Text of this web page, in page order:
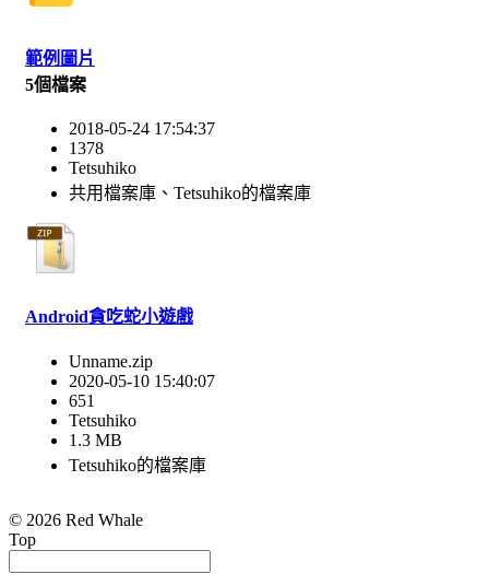
範例圖片
5個檔案
2018-05-24 17:54:37
1378
Tetsuhiko
共用檔案庫、Tetsuhiko的檔案庫
Android貪吃蛇小遊戲
Unname.zip
2020-05-10 15:40:07
651
Tetsuhiko
1.3 MB
Tetsuhiko的檔案庫
© 2026 Red Whale
Top